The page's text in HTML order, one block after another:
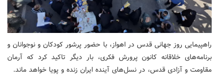
راهپیمایی روز جهانی قدس در اهواز، با حضور پرشور کودکان و نوجوانان و
برنامه‌های خلاقانه کانون پرورش فکری، بار دیگر تاکید کرد که آرمان
مقاومت و آزادی قدس، در نسل‌های آینده ایران زنده و پویا خواهد ماند.